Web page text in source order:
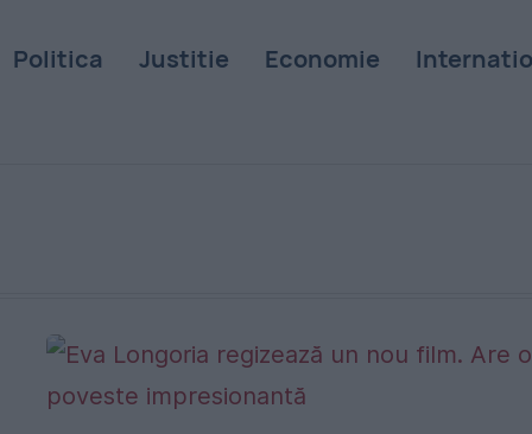
Politica Justitie Economie